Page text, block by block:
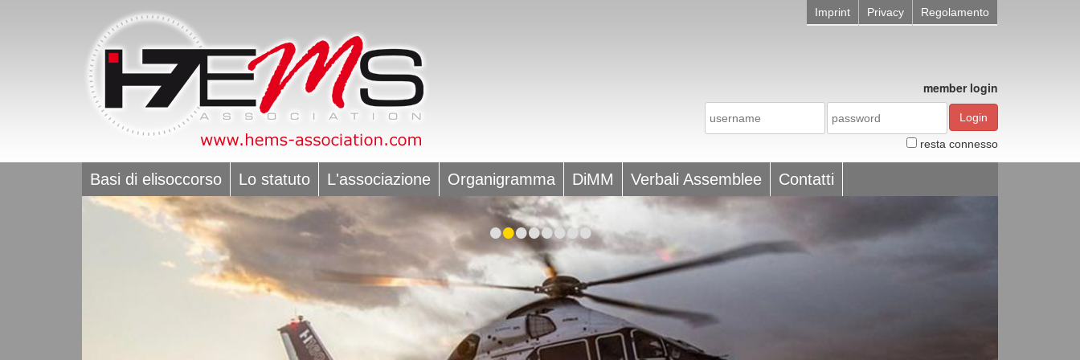
Imprint Privacy Regolamento
member login
Login
resta connesso
Basi di elisoccorso Lo statuto L'associazione Organigramma DiMM Verbali Assemblee Contatti
••••••••